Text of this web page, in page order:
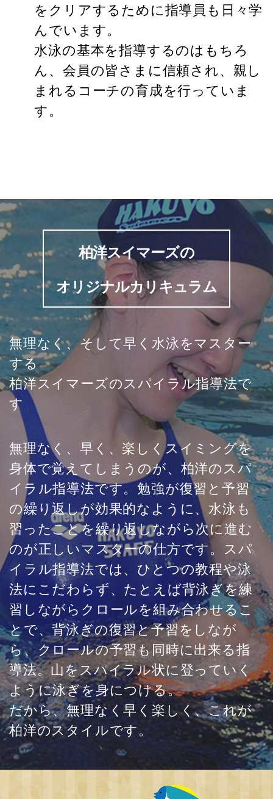
をクリアするために指導員も日々学
んでいます。
水泳の基本を指導するのはもちろ
ん、会員の皆さまに信頼され、親し
まれるコーチの育成を行っていま
す。
柏洋スイマーズの
オリジナルカリキュラム
無理なく、そして早く水泳をマスター
する
柏洋スイマーズのスパイラル指導法で
す
無理なく、早く、楽しくスイミングを
身体で覚えてしまうのが、柏洋のスパ
イラル指導法です。勉強が復習と予習
の繰り返しが効果的なように、水泳も
習ったことを繰り返しながら次に進む
のが正しいマスターの仕方です。スパ
イラル指導法では、ひとつの教程や泳
法にこだわらず、たとえば背泳ぎを練
習しながらクロールを組み合わせるこ
とで、背泳ぎの復習と予習をしなが
ら、クロールの予習も同時に出来る指
導法。山をスパイラル状に登っていく
ように泳ぎを身につける。
だから、無理なく早く楽しく、これが
柏洋のスタイルです。